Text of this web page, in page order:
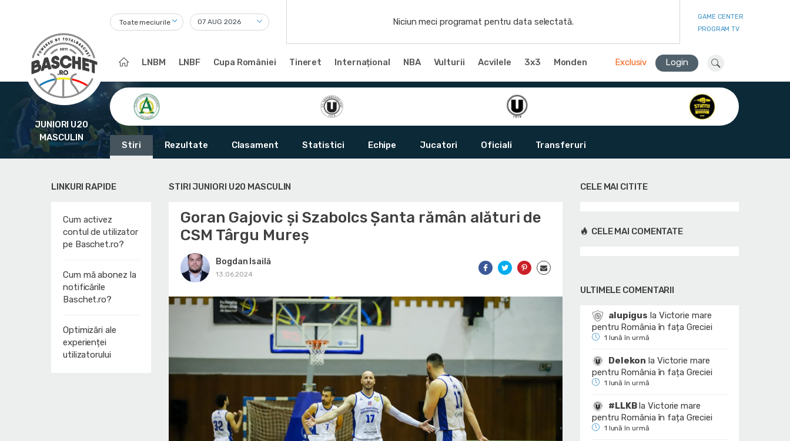
Toate meciurile Niciun meci programat pentru data selectată.
GAME CENTER
PROGRAM TV
LNBM LNBF Cupa României Tineret Internațional NBA Vulturii Acvilele 3x3 Monden Exclusiv Login
JUNIORI U20
MASCULIN
Stiri Rezultate Clasament Statistici Echipe Jucatori Oficiali Transferuri
LINKURI RAPIDE
Cum activez
contul de utilizator
pe Baschet.ro?
Cum mă abonez la
notificările
Baschet.ro?
Optimizări ale
experienței
utilizatorului
STIRI JUNIORI U20 MASCULIN
Goran Gajovic și Szabolcs Șanta rămân alături de
CSM Târgu Mureș
Bogdan Isailă
13.06.2024
CELE MAI CITITE
CELE MAI COMENTATE
ULTIMELE COMENTARII
alupigus la Victorie mare
pentru România în fața Greciei
1 lună în urmă
Delekon la Victorie mare
pentru România în fața Greciei
1 lună în urmă
#LLKBlaVictorie mare
pentru România în fața Greciei
1 lună în urmă